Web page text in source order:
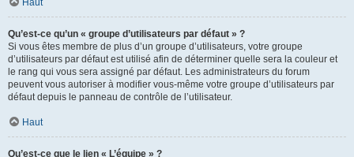
Haut
Qu’est-ce qu’un « groupe d’utilisateurs par défaut » ?
Si vous êtes membre de plus d’un groupe d’utilisateurs, votre groupe
d’utilisateurs par défaut est utilisé afin de déterminer quelle sera la couleur et
le rang qui vous sera assigné par défaut. Les administrateurs du forum
peuvent vous autoriser à modifier vous-même votre groupe d’utilisateurs par
défaut depuis le panneau de contrôle de l’utilisateur.
Haut
Qu’est-ce que le lien « L’équipe » ?